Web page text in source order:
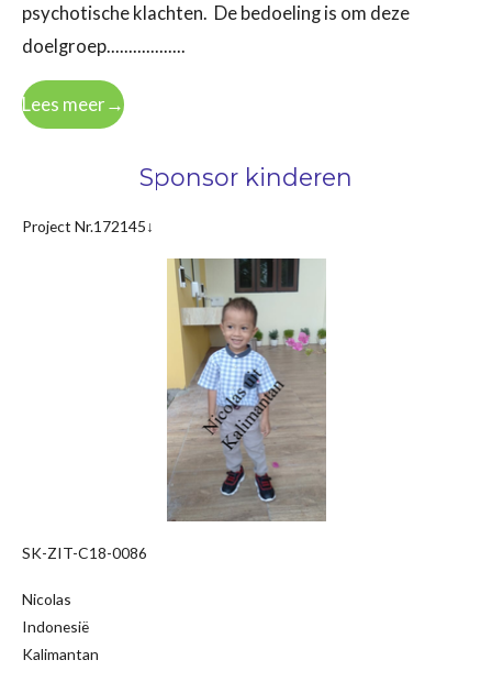
psychotische klachten. De bedoeling is om deze
doelgroep..................
Lees meer→
Sponsor kinderen
Project Nr.172145↓
SK-ZIT-C18-0086
Nicolas
Indonesië
Kalimantan